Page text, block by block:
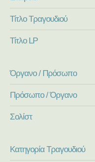
Τίτλο Τραγουδιού
Τίτλο LP
Όργανο / Πρόσωπο
Πρόσωπο / Όργανο
Σολίστ
Κατηγορία Τραγουδιού